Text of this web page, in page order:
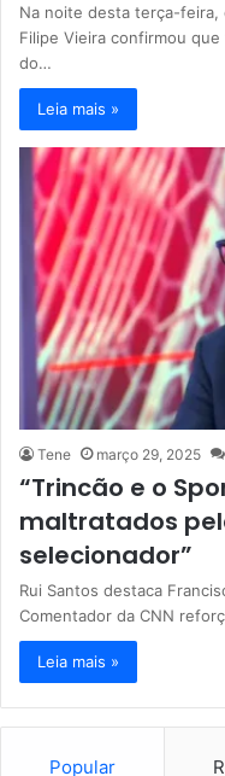
Na noite desta terça-feira,
Filipe Vieira confirmou
do…
Leia mais »
Tene março 29, 2025
“Trincão e o
maltratados
selecionador”
Rui Santos destaca
Comentador da CNN
Leia mais »
Popular